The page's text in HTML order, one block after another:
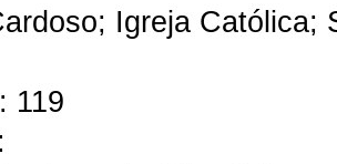
Igreja Católica;
119